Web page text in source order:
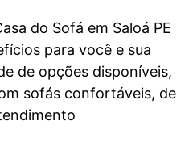
do Sofá em Saloá PE
para você e sua
de opções disponíveis,
sofás confortáveis, de